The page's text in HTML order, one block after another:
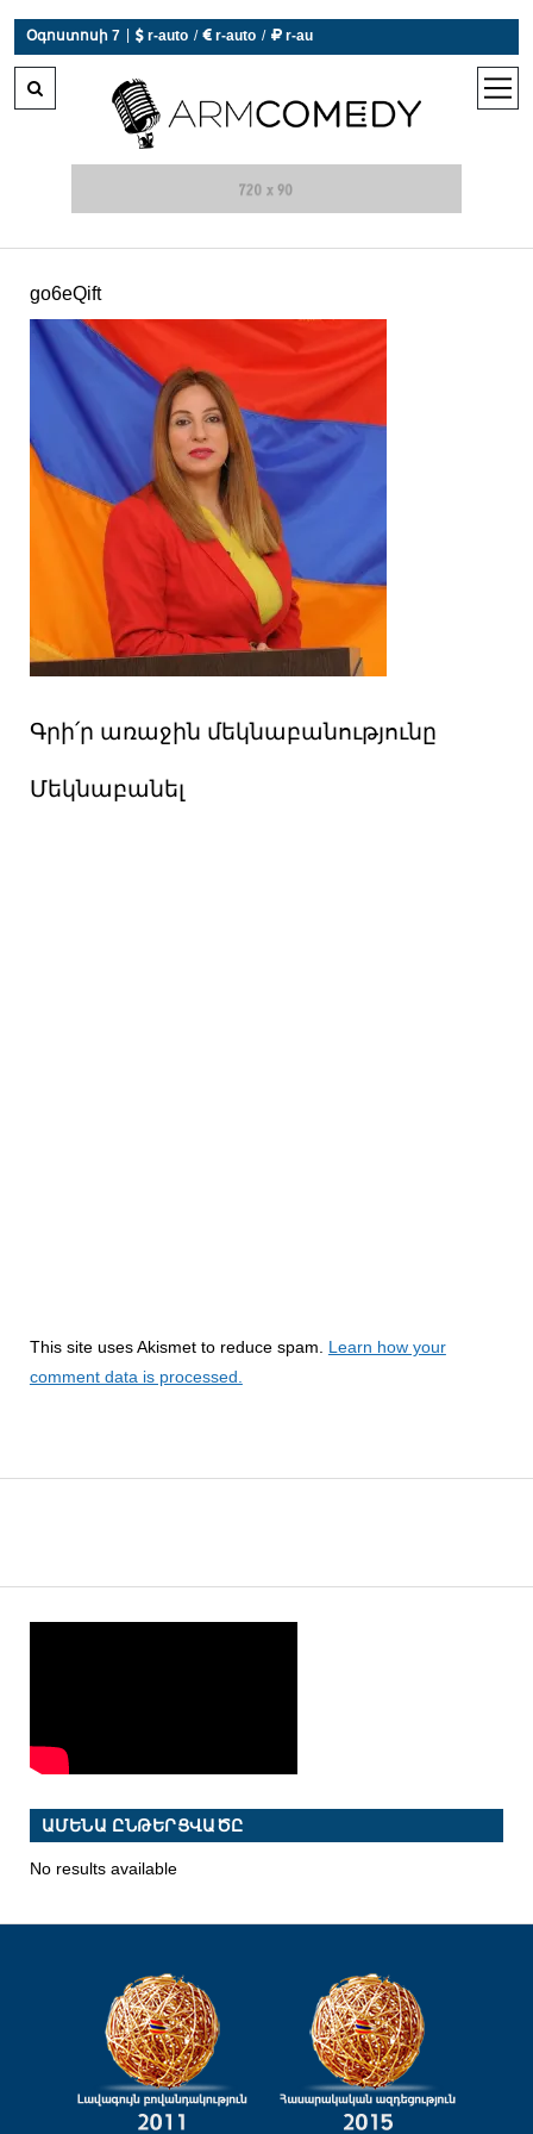
Օգոստոսի 7  r-auto /  r-auto /  r-au
open
go6eQift
Գրի՛ր առաջին մեկնաբանությունը
Մեկնաբանել
This site uses Akismet to reduce spam. Learn how your
comment data is processed.
ԱՄԵՆԱ ԸՆԹԵՐՑՎԱԾԸ
No results available